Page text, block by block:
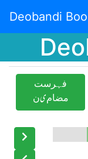
Deobandi
ﻓﮩﺮﺳﺖ
ﻣﻀﺎﻡیﻥ